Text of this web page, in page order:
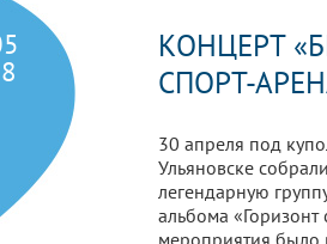
КОНЦЕРТ
СПОРТ-
30 апреля под
Ульяновске
легендарную
альбома
мероприятия было